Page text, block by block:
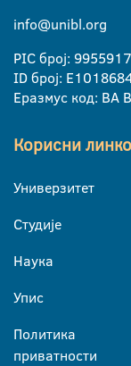
info@unibl.org
PIC број:
ID број:
Еразмус код: BA
Корисни
Универзитет
Студије
Наука
Упис
Политика
приватности